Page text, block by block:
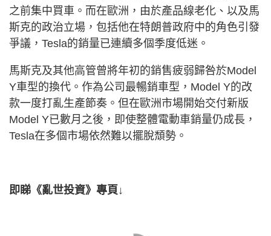
之前集中買車。而在歐洲，由於產品線老化、以及馬
斯克的政治立場，包括他在特朗普政府中的角色引發
爭議，Tesla的銷量已連續多個季度低迷。
馬斯克及其他高管曾將年初的銷售疲弱歸咎於Model
Y車型的換代。作為公司最暢銷車型，Model Y的改
款一度打亂生產節奏。但在歐洲市場開始交付新版
Model Y已數月之後，即使整體電動車銷量仍成長，
Tesla在多個市場依然難以擺脫頹勢。
即睇《亂世投資》專頁↓